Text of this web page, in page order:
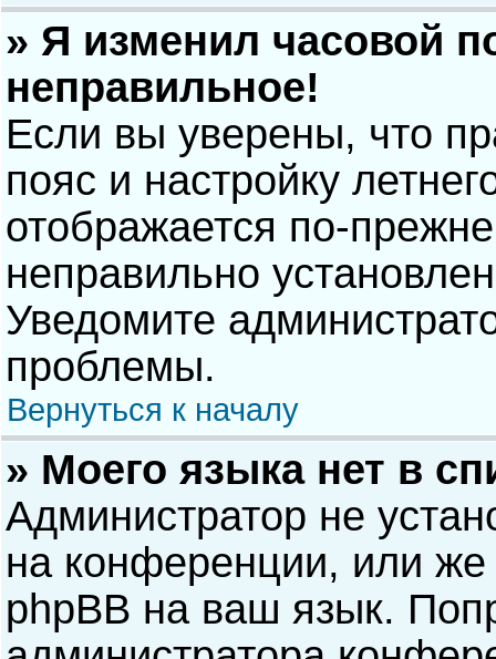
» Я изменил часовой
неправильное!
Если вы уверены, что
пояс и настройку
отображается по-
неправильно
Уведомите
проблемы.
Вернуться к началу
» Моего языка нет в
Администратор не
на конференции, или же
phpBB на ваш язык.